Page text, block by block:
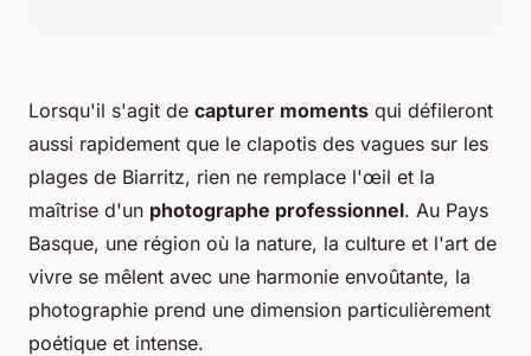
Lorsqu'il s'agit de capturer moments qui défileront
aussi rapidement que le clapotis des vagues sur les
plages de Biarritz, rien ne remplace l'œil et la
maîtrise d'un photographe professionnel. Au Pays
Basque, une région où la nature, la culture et l'art de
vivre se mêlent avec une harmonie envoûtante, la
photographie prend une dimension particulièrement
poétique et intense.